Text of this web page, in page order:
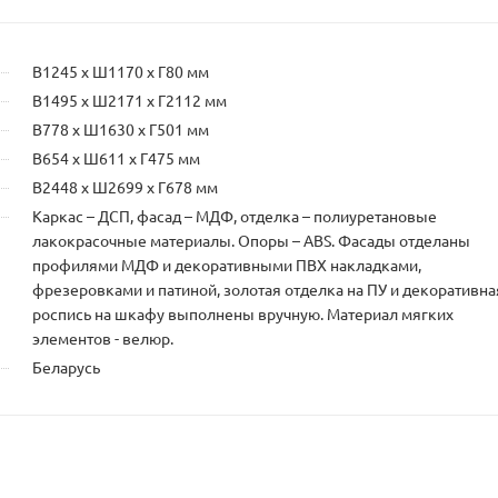
В1245 х Ш1170 х Г80 мм
В1495 х Ш2171 х Г2112 мм
В778 х Ш1630 х Г501 мм
В654 х Ш611 х Г475 мм
В2448 х Ш2699 х Г678 мм
Каркас – ДСП, фасад – МДФ, отделка – полиуретановые
лакокрасочные материалы. Опоры – ABS. Фасады отделаны
профилями МДФ и декоративными ПВХ накладками,
фрезеровками и патиной, золотая отделка на ПУ и
роспись на шкафу выполнены вручную. Материал мягких
элементов - велюр.
Беларусь